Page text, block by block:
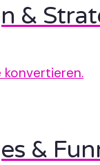
&
konvertieren.
&